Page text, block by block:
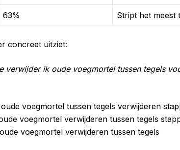
63% Stript het meest
concreet uitziet:
verwijder ik oude voegmortel tussen tegels
oude voegmortel tussen tegels verwijderen
voegmortel verwijderen tussen tegels
voegmortel verwijderen tussen tegels